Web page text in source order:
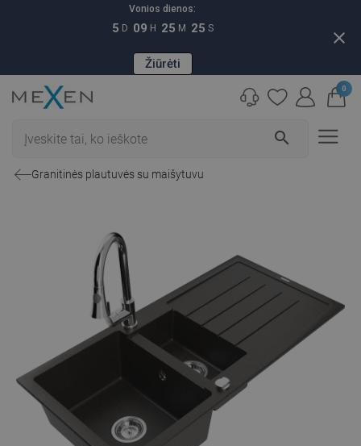
Vonios dienos:
5 D 09 H 25 M 24 S
Žiūrėti
close
search
0
Granitinės plautuvės su maišytuvu